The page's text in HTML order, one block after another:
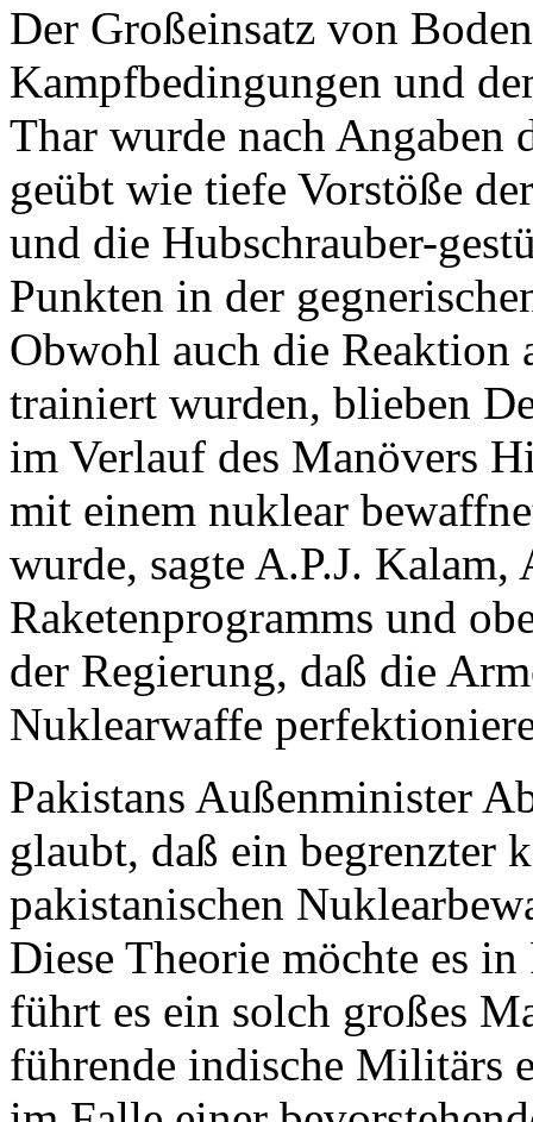
Der Großeinsatz von
Kampfbedingungen und
Thar wurde nach Angaben
geübt wie tiefe Vorstöße
und die Hubschrauber-
Punkten in der
Obwohl auch die
trainiert wurden, blieben
im Verlauf des Manövers
mit einem nuklear
wurde, sagte A.P.J.
Raketenprogramms und
der Regierung, daß die
Nuklearwaffe
Pakistans Außenminister
glaubt, daß ein begrenzter
pakistanischen
Diese Theorie möchte es
führt es ein solch großes
führende indische Militärs